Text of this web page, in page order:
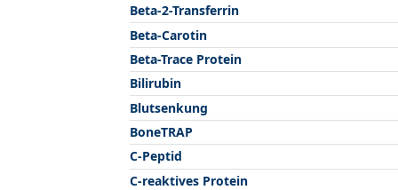
Beta-2-Transferrin
Beta-Carotin
Beta-Trace Protein
Bilirubin
Blutsenkung
BoneTRAP
C-Peptid
C-reaktives Protein